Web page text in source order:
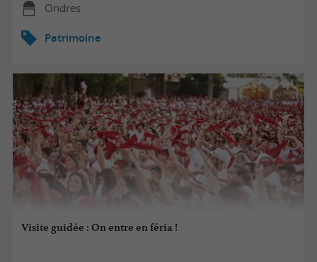
Ondres
Patrimoine
Visite guidée : On entre en féria !